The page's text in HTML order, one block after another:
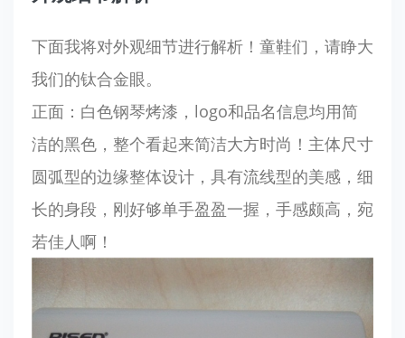
下面我将对外观细节进行解析！童鞋们，请睁大
我们的钛合金眼。
正面：白色钢琴烤漆，logo和品名信息均用简
洁的黑色，整个看起来简洁大方时尚！主体尺寸
圆弧型的边缘整体设计，具有流线型的美感，细
长的身段，刚好够单手盈盈一握，手感颇高，宛
若佳人啊！